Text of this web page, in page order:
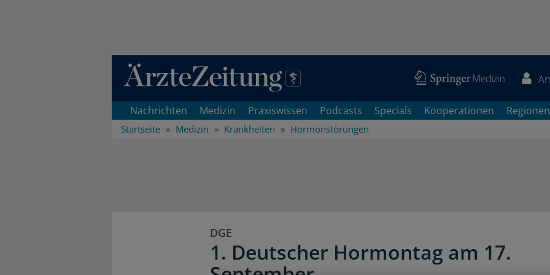
Direkt zum Inhaltsbereich
Nachrichten Medizin Praxiswissen Podcasts Specials Kooperationen Regionen
Startseite Medizin Krankheiten Hormonstörungen
DGE
1. Deutscher Hormontag am 17.